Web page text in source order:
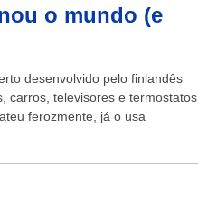
o mundo (e
desenvolvido pelo finlandês
carros, televisores e termostatos.
ferozmente, já o usa